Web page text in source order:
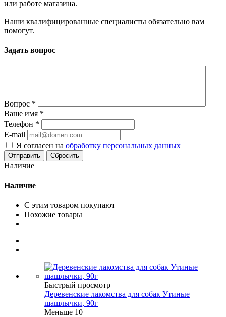
или работе магазина.
Наши квалифицированные специалисты обязательно вам
помогут.
Задать вопрос
Вопрос *
Ваше имя *
Телефон *
E-mail
Я согласен на обработку персональных данных
Сбросить
Наличие
Наличие
С этим товаром покупают
Похожие товары
Быстрый просмотр
Деревенские лакомства для собак Утиные
шашлычки, 90г
Меньше 10